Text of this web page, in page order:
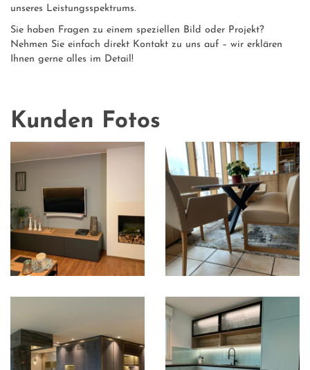
unseres Leistungsspektrums.
Sie haben Fragen zu einem speziellen Bild oder Projekt?
Nehmen Sie einfach direkt Kontakt zu uns auf – wir erklären
Ihnen gerne alles im Detail!
Kunden Fotos